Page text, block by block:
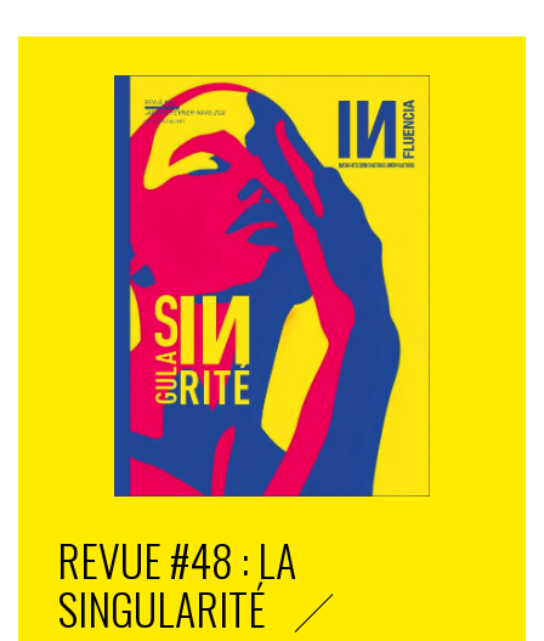
REVUE #48 : LA
SINGULARITÉ